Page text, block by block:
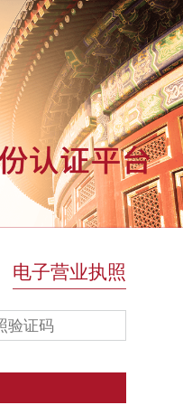
电子营业执照